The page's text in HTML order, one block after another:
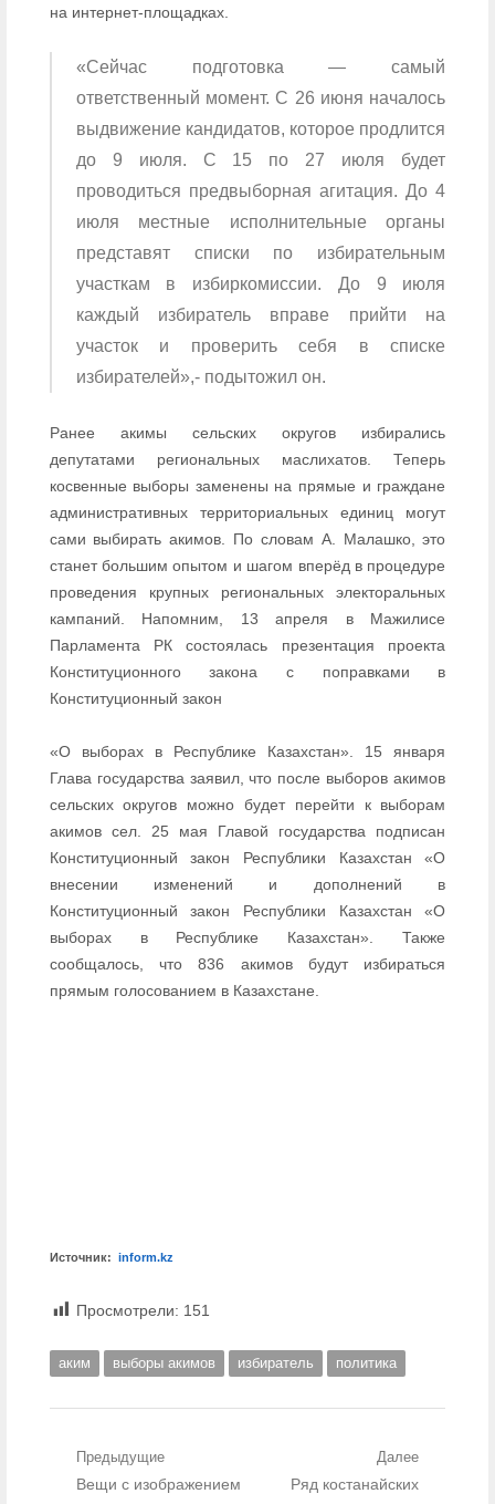
на интернет-площадках.
«Сейчас подготовка — самый
ответственный момент. С 26 июня началось
выдвижение кандидатов, которое продлится
до 9 июля. С 15 по 27 июля будет
проводиться предвыборная агитация. До 4
июля местные исполнительные органы
представят списки по избирательным
участкам в избиркомиссии. До 9 июля
каждый избиратель вправе прийти на
участок и проверить себя в списке
избирателей»,- подытожил он.
Ранее акимы сельских округов избирались
депутатами региональных маслихатов. Теперь
косвенные выборы заменены на прямые и граждане
административных территориальных единиц могут
сами выбирать акимов. По словам А. Малашко, это
станет большим опытом и шагом вперёд в процедуре
проведения крупных региональных электоральных
кампаний. Напомним, 13 апреля в Мажилисе
Парламента РК состоялась презентация проекта
Конституционного закона с поправками в
Конституционный закон
«О выборах в Республике Казахстан». 15 января
Глава государства заявил, что после выборов акимов
сельских округов можно будет перейти к выборам
акимов сел. 25 мая Главой государства подписан
Конституционный закон Республики Казахстан «О
внесении изменений и дополнений в
Конституционный закон Республики Казахстан «О
выборах в Республике Казахстан». Также
сообщалось, что 836 акимов будут избираться
прямым голосованием в Казахстане.
Источник: inform.kz
Просмотрели: 151
аким выборы акимов избиратель политика
Навигация по записям
Предыдущие
Предыдущий пост:
Вещи с изображением
Далее
Следующий пост:
Ряд костанайских